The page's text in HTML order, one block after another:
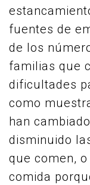
fuentes de
de los
familias que
dificultades
como
han
disminuido
que comen,
comida